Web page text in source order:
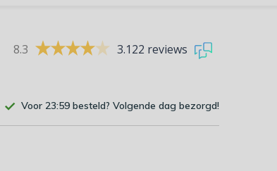
8.3 3.122 reviews
Voor 23:59 besteld? Volgende dag bezorgd!